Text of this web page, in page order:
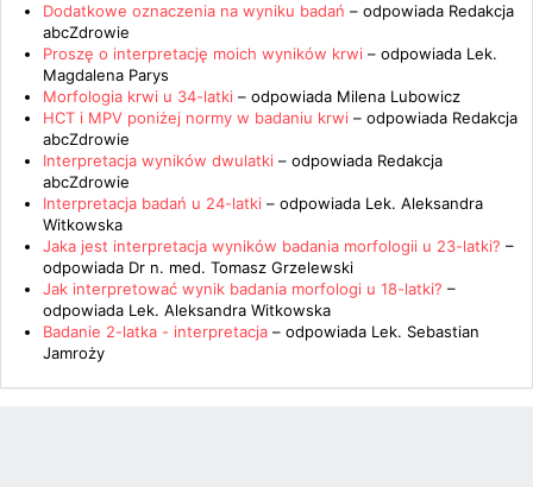
Dodatkowe oznaczenia na wyniku badań – odpowiada Redakcja
abcZdrowie
Proszę o interpretację moich wyników krwi – odpowiada Lek.
Magdalena Parys
Morfologia krwi u 34-latki – odpowiada Milena Lubowicz
HCT i MPV poniżej normy w badaniu krwi – odpowiada Redakcja
abcZdrowie
Interpretacja wyników dwulatki – odpowiada Redakcja
abcZdrowie
Interpretacja badań u 24-latki – odpowiada Lek. Aleksandra
Witkowska
Jaka jest interpretacja wyników badania morfologii u 23-latki? –
odpowiada Dr n. med. Tomasz Grzelewski
Jak interpretować wynik badania morfologi u 18-latki? –
odpowiada Lek. Aleksandra Witkowska
Badanie 2-latka - interpretacja – odpowiada Lek. Sebastian
Jamroży